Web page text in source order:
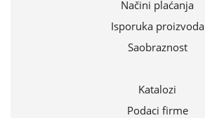
Načini plaćanja
Isporuka proizvoda
Saobraznost
Katalozi
Podaci firme